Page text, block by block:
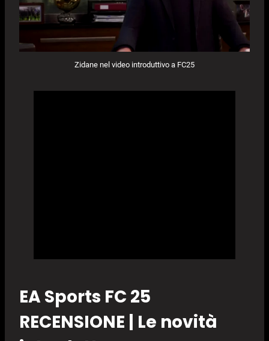
Zidane nel video introduttivo a FC25
EA Sports FC 25
RECENSIONE | Le novità